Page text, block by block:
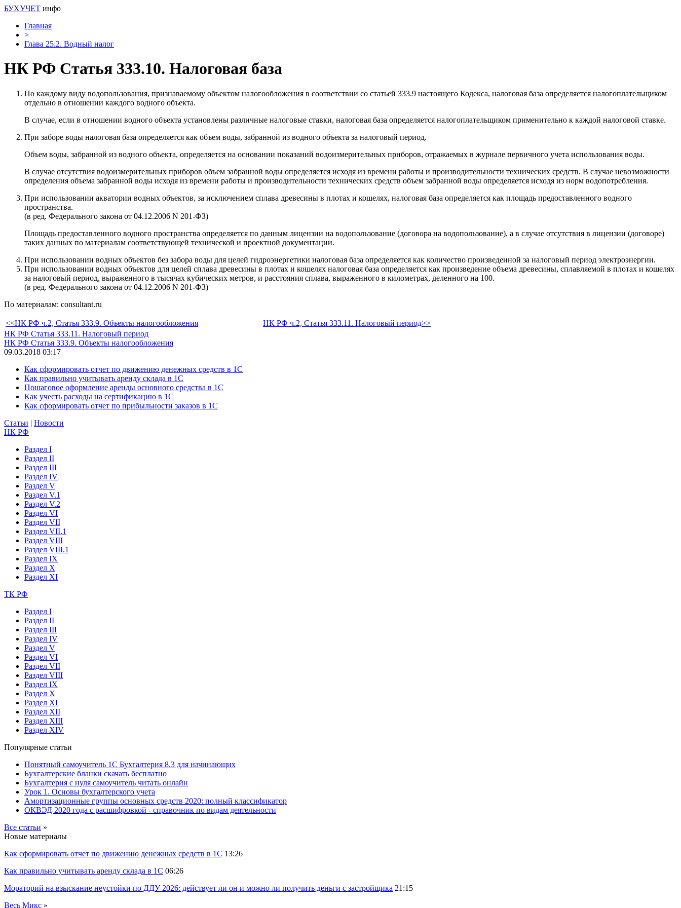
БУХУЧЕТ инфо
Главная
>
Глава 25.2. Водный налог
НК РФ Статья 333.10. Налоговая база
По каждому виду водопользования, признаваемому объектом налогообложения в соответствии со статьей 333.9 настоящего Кодекса, налоговая база определяется налогоплательщиком
отдельно в отношении каждого водного объекта.
В случае, если в отношении водного объекта установлены различные налоговые ставки, налоговая база определяется налогоплательщиком применительно к каждой налоговой ставке.
При заборе воды налоговая база определяется как объем воды, забранной из водного объекта за налоговый период.
Объем воды, забранной из водного объекта, определяется на основании показаний водоизмерительных приборов, отражаемых в журнале первичного учета использования воды.
В случае отсутствия водоизмерительных приборов объем забранной воды определяется исходя из времени работы и производительности технических средств. В случае невозможности
определения объема забранной воды исходя из времени работы и производительности технических средств объем забранной воды определяется исходя из норм водопотребления.
При использовании акватории водных объектов, за исключением сплава древесины в плотах и кошелях, налоговая база определяется как площадь предоставленного водного
пространства.
(в ред. Федерального закона от 04.12.2006 N 201-ФЗ)
Площадь предоставленного водного пространства определяется по данным лицензии на водопользование (договора на водопользование), а в случае отсутствия в лицензии (договоре)
таких данных по материалам соответствующей технической и проектной документации.
При использовании водных объектов без забора воды для целей гидроэнергетики налоговая база определяется как количество произведенной за налоговый период электроэнергии.
При использовании водных объектов для целей сплава древесины в плотах и кошелях налоговая база определяется как произведение объема древесины, сплавляемой в плотах и кошелях
за налоговый период, выраженного в тысячах кубических метров, и расстояния сплава, выраженного в километрах, деленного на 100.
(в ред. Федерального закона от 04.12.2006 N 201-ФЗ)
По материалам: consultant.ru
<<НК РФ ч.2, Статья 333.9. Объекты налогообложения
НК РФ ч.2, Статья 333.11. Налоговый период>>
НК РФ Статья 333.11. Налоговый период
НК РФ Статья 333.9. Объекты налогообложения
09.03.2018 03:17
Как сформировать отчет по движению денежных средств в 1С
Как правильно учитывать аренду склада в 1С
Пошаговое оформление аренды основного средства в 1С
Как учесть расходы на сертификацию в 1С
Как сформировать отчет по прибыльности заказов в 1С
Статьи | Новости
НК РФ
Раздел I
Раздел II
Раздел III
Раздел IV
Раздел V
Раздел V.1
Раздел V.2
Раздел VI
Раздел VII
Раздел VII.1
Раздел VIII
Раздел VIII.1
Раздел IX
Раздел X
Раздел XI
ТК РФ
Раздел I
Раздел II
Раздел III
Раздел IV
Раздел V
Раздел VI
Раздел VII
Раздел VIII
Раздел IX
Раздел X
Раздел XI
Раздел XII
Раздел XIII
Раздел XIV
Популярные статьи
Понятный самоучитель 1С Бухгалтерия 8.3 для начинающих
Бухгалтерские бланки скачать бесплатно
Бухгалтерия с нуля самоучитель читать онлайн
Урок 1. Основы бухгалтерского учета
Амортизационные группы основных средств 2020: полный классификатор
ОКВЭД 2020 года с расшифровкой - справочник по видам деятельности
Все статьи »
Новые материалы
Как сформировать отчет по движению денежных средств в 1С 13:26
Как правильно учитывать аренду склада в 1С 06:26
Мораторий на взыскание неустойки по ДДУ 2026: действует ли он и можно ли получить деньги с застройщика 21:15
Весь Микс »